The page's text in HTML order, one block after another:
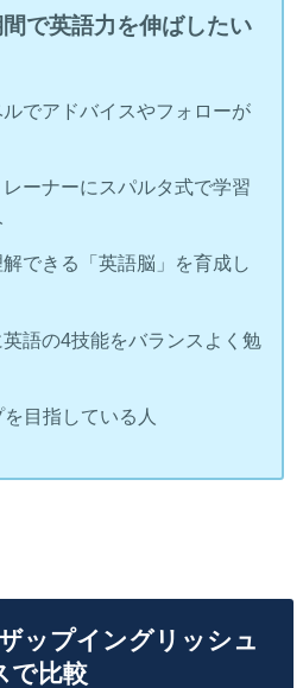
で英語力を伸ばしたい
でアドバイスやフォローが
ーナーにスパルタ式で学習
できる「英語脳」を育成し
英語の4技能をバランスよく勉
目指している人
ップイングリッシュ
で比較